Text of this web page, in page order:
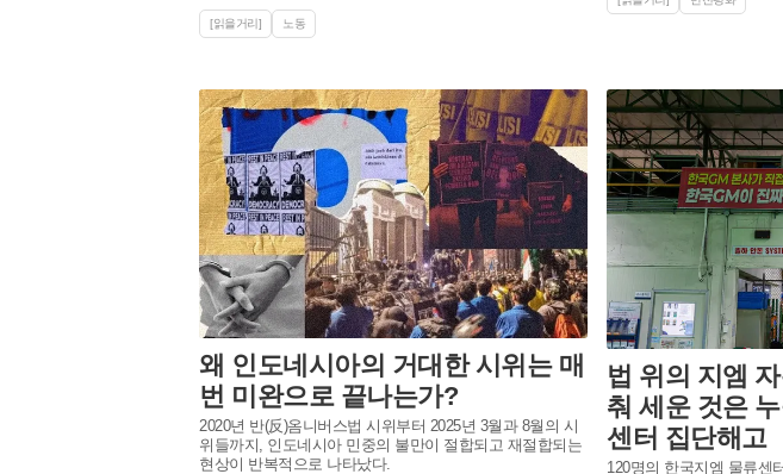
[읽을거리] 노동
왜 인도네시아의 거대한 시위는 매
번 미완으로 끝나는가?
2020년 반(反)옴니버스법 시위부터 2025년 3월과 8월의 시
위들까지, 인도네시아 민중의 불만이 절합되고 재절합되는
현상이 반복적으로 나타났다.
법 위의 지엠
춰 세운 것은
센터 집단해고
120명의 한국지엠 물류센